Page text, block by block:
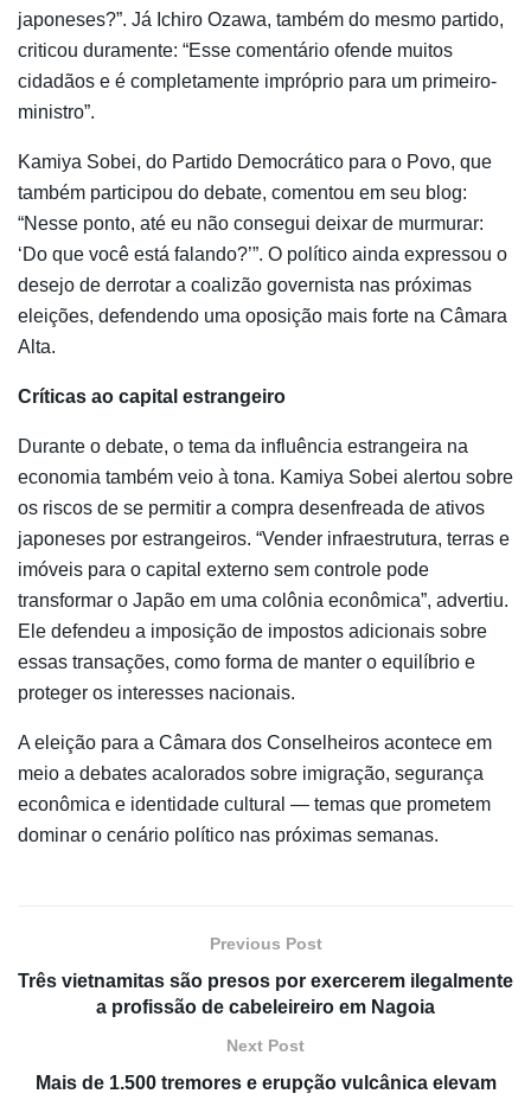
japoneses?”. Já Ichiro Ozawa, também do mesmo partido,
criticou duramente: “Esse comentário ofende muitos
cidadãos e é completamente impróprio para um primeiro-
ministro”.
Kamiya Sobei, do Partido Democrático para o Povo, que
também participou do debate, comentou em seu blog:
“Nesse ponto, até eu não consegui deixar de murmurar:
‘Do que você está falando?’”. O político ainda expressou o
desejo de derrotar a coalizão governista nas próximas
eleições, defendendo uma oposição mais forte na Câmara
Alta.
Críticas ao capital estrangeiro
Durante o debate, o tema da influência estrangeira na
economia também veio à tona. Kamiya Sobei alertou sobre
os riscos de se permitir a compra desenfreada de ativos
japoneses por estrangeiros. “Vender infraestrutura, terras e
imóveis para o capital externo sem controle pode
transformar o Japão em uma colônia econômica”, advertiu.
Ele defendeu a imposição de impostos adicionais sobre
essas transações, como forma de manter o equilíbrio e
proteger os interesses nacionais.
A eleição para a Câmara dos Conselheiros acontece em
meio a debates acalorados sobre imigração, segurança
econômica e identidade cultural — temas que prometem
dominar o cenário político nas próximas semanas.
Previous Post
Três vietnamitas são presos por exercerem ilegalmente
a profissão de cabeleireiro em Nagoia
Next Post
Mais de 1.500 tremores e erupção vulcânica elevam